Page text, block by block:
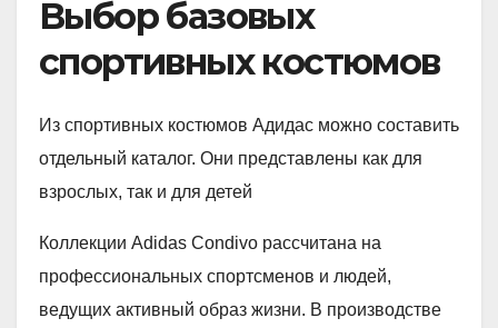
Выбор базовых
спортивных костюмов
Из спортивных костюмов Адидас можно составить
отдельный каталог. Они представлены как для
взрослых, так и для детей
Коллекции Adidas Condivo рассчитана на
профессиональных спортсменов и людей,
ведущих активный образ жизни. В производстве